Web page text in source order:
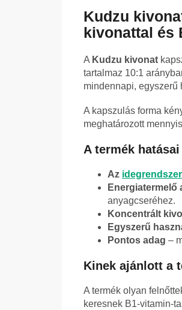
Kudzu
kivonattal és
A Kudzu kivonat
tartalmaz 10:1
mindennapi, egyszerű
A kapszulás forma
meghatározott
A termék
Az
Energiatermelő
anyagcseréhez.
Koncentrált
Egyszerű
Pontos adag –
Kinek ajánlott a
A termék olyan
keresnek B1-vitamin-